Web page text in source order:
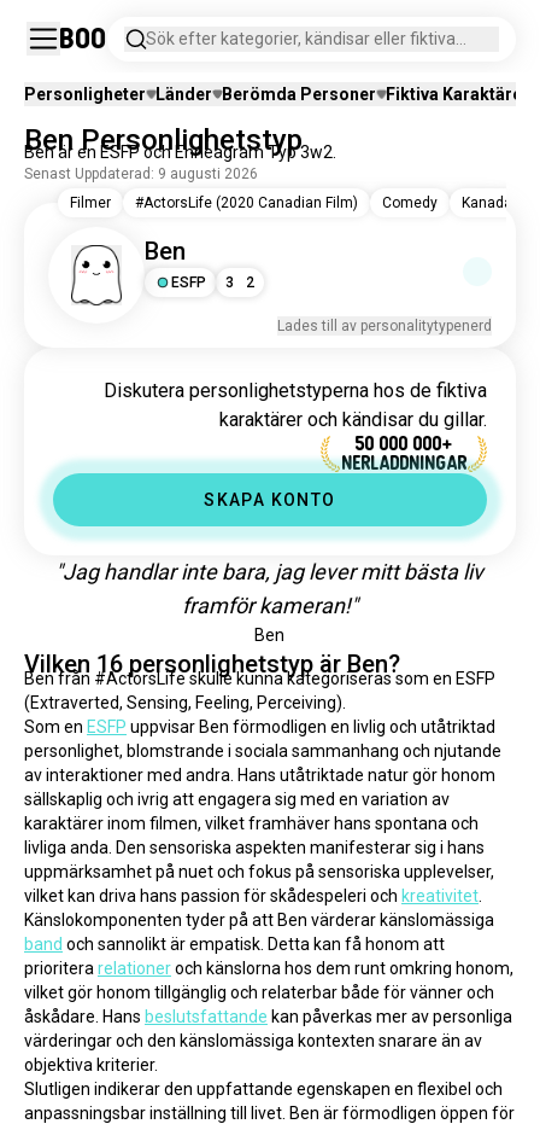
Boo
Sök efter kategorier, kändisar eller fiktiva
Personligheter Länder Berömda Personer Fiktiva Karaktärer
Ben Personlighetstyp
Ben är en ESFP och Enneagram Typ 3w2.
Senast Uppdaterad: 9 augusti 2026
Ben
ESFP 3 2
Filmer #ActorsLife (2020 Canadian Film) Comedy Kanada
Lades till av personalitytypenerd
Diskutera personlighetstyperna hos de fiktiva
karaktärer och kändisar du gillar.
50 000 000+
NERLADDNINGAR
SKAPA KONTO
"Jag handlar inte bara, jag lever mitt bästa liv
framför kameran!"
Ben
Vilken 16 personlighetstyp är Ben?
Ben från #ActorsLife skulle kunna kategoriseras som en ESFP
(Extraverted, Sensing, Feeling, Perceiving).
Som en ESFP uppvisar Ben förmodligen en livlig och utåtriktad
personlighet, blomstrande i sociala sammanhang och njutande
av interaktioner med andra. Hans utåtriktade natur gör honom
sällskaplig och ivrig att engagera sig med en variation av
karaktärer inom filmen, vilket framhäver hans spontana och
livliga anda. Den sensoriska aspekten manifesterar sig i hans
uppmärksamhet på nuet och fokus på sensoriska upplevelser,
vilket kan driva hans passion för skådespeleri och kreativitet
band och sannolikt är empatisk. Detta kan få honom att
prioritera relationer och känslorna hos dem runt omkring honom,
vilket gör honom tillgänglig och relaterbar både för vänner och
åskådare. Hans beslutsfattande kan påverkas mer av personliga
värderingar och den känslomässiga kontexten snarare än av
objektiva kriterier.
Slutligen indikerar den uppfattande egenskapen en flexibel och
anpassningsbar inställning till livet. Ben är förmodligen öppen för